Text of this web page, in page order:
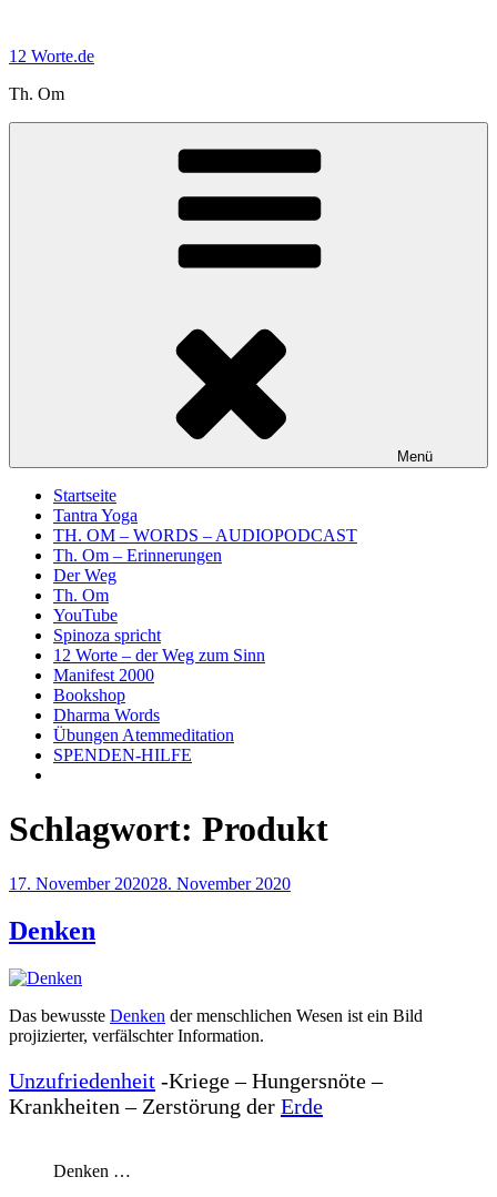
springen
12 Worte.de
Th. Om
Menü
Startseite
Tantra Yoga
TH. OM – WORDS – AUDIOPODCAST
Th. Om – Erinnerungen
Der Weg
Th. Om
YouTube
Spinoza spricht
12 Worte – der Weg zum Sinn
Manifest 2000
Bookshop
Dharma Words
Übungen Atemmeditation
SPENDEN-HILFE
Schlagwort: Produkt
Veröffentlicht
17. November 202028. November 2020
Denken
Das bewusste Denken der menschlichen Wesen ist ein Bild
projizierter, verfälschter Information.
Unzufriedenheit -Kriege – Hungersnöte –
Krankheiten – Zerstörung der Erde
Denken …